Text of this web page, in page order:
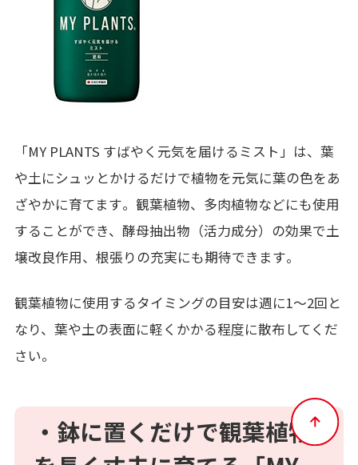
「MY PLANTS すばやく元気を届けるミスト」 は、 葉
や土にシュッとかけるだけで植物を元気に葉の色をあ
ざやかに育てます。 観葉植物、多肉植物などにも使用
することができ、酵母抽出物（活力成分）の効果で土
壌改良作用、根張りの充実にも期待できます。
観葉植物に使用するタイミングの目安は週に1～2回と
なり、葉や土の表面に軽くかかる程度に散布してくだ
さい。
・ 鉢に置くだけで観葉植物